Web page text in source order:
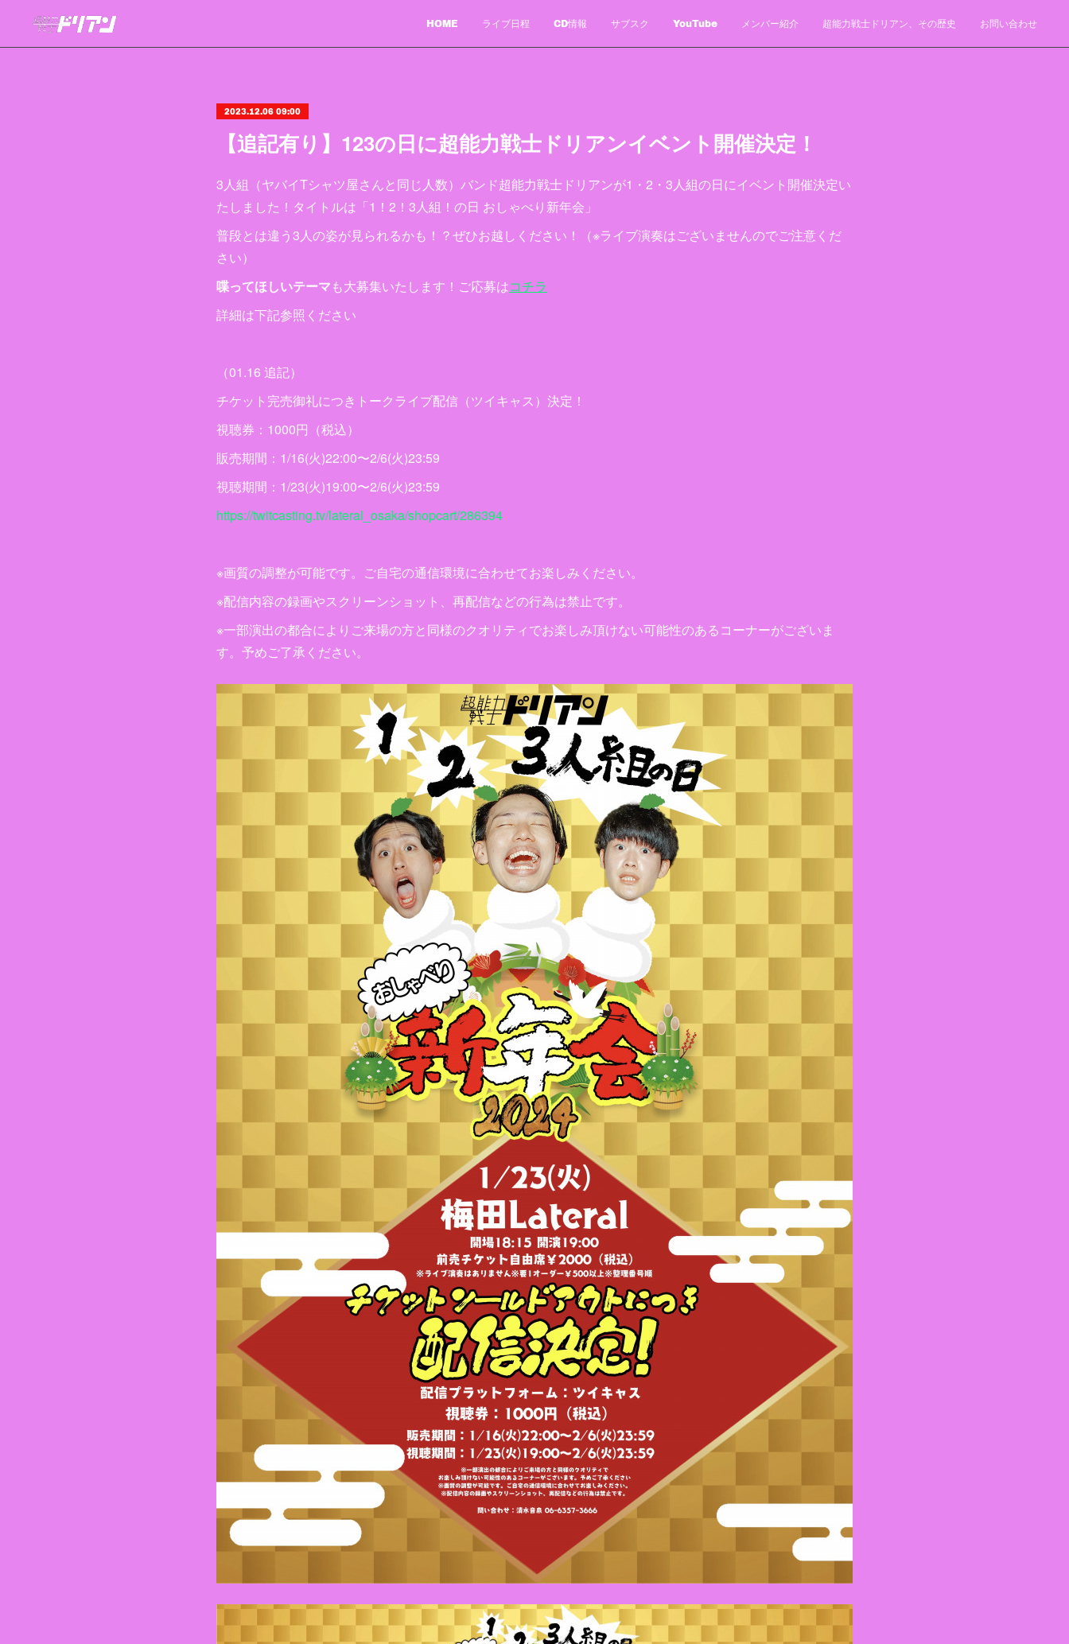
HOME ライブ日程 CD情報 サブスク YouTube メンバー紹介 超能力戦士ドリアン、その歴史 お問い合わせ
2023.12.06 09:00
【追記有り】123の日に超能力戦士ドリアンイベント開催決定！
3人組（ヤバイTシャツ屋さんと同じ人数）バンド超能力戦士ドリアンが1・2・3人組の日にイベント開催決定い
たしました！タイトルは「1！2！3人組！の日 おしゃべり新年会」
普段とは違う3人の姿が見られるかも！？ぜひお越しください！（※ライブ演奏はございませんのでご注意くだ
さい）
喋ってほしいテーマも大募集いたします！ご応募はコチラ
詳細は下記参照ください
（01.16 追記）
チケット完売御礼につきトークライブ配信（ツイキャス）決定！
視聴券：1000円（税込）
販売期間：1/16(火)22:00〜2/6(火)23:59
視聴期間：1/23(火)19:00〜2/6(火)23:59
https://twitcasting.tv/lateral_osaka/shopcart/286394
※画質の調整が可能です。ご自宅の通信環境に合わせてお楽しみください。
※配信内容の録画やスクリーンショット、再配信などの行為は禁止です。
※一部演出の都合によりご来場の方と同様のクオリティでお楽しみ頂けない可能性のあるコーナーがございま
す。予めご了承ください。